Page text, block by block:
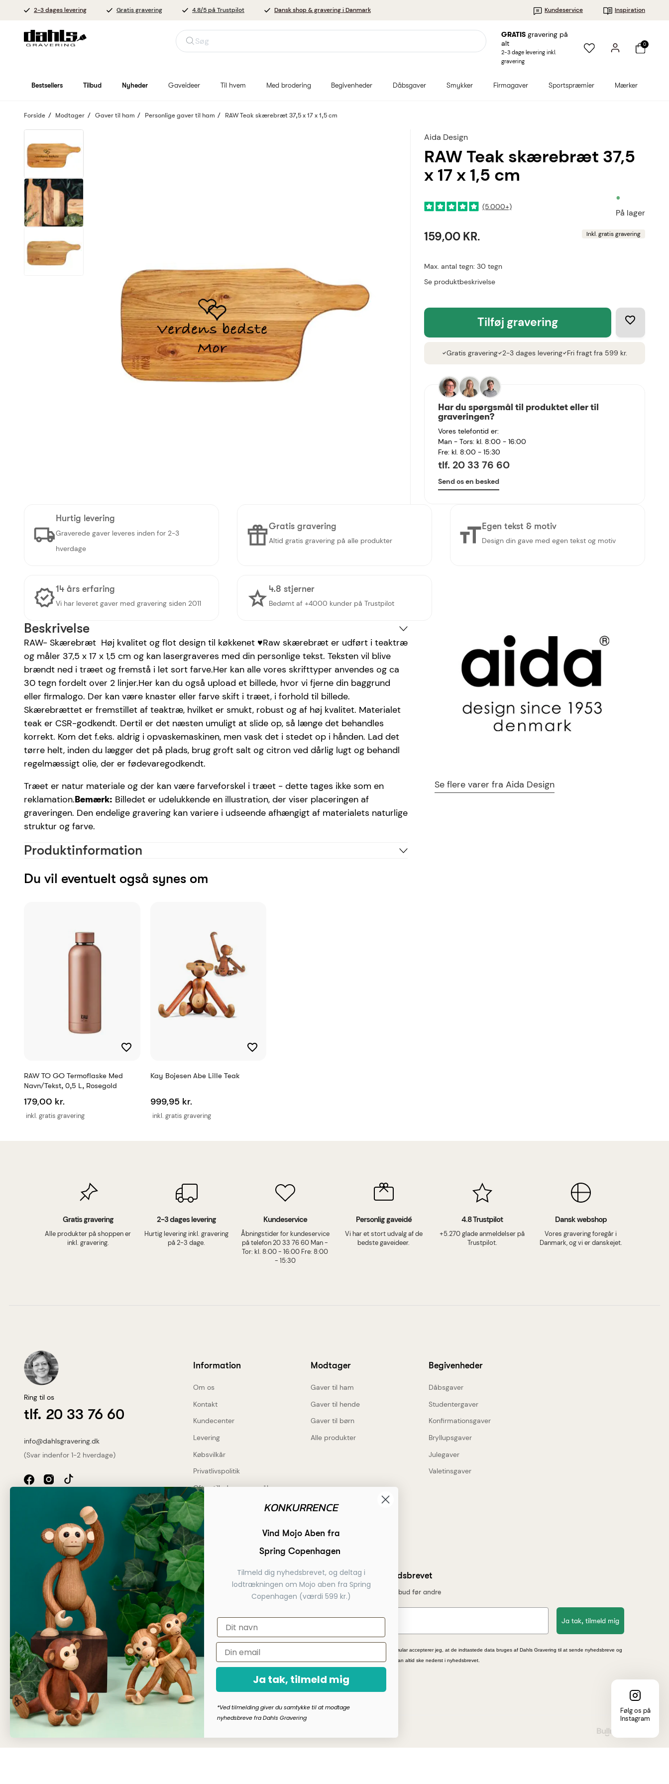
2-3 dages levering Gratis gravering 4.8/5 på Trustpilot Dansk shop & gravering i Danmark Inspiration
Kundeservice
Søg
GRATISgravering på
alt
2-3 dage levering inkl.
gravering
0
Bestsellers Tilbud Nyheder Gaveideer Til hvem Med brodering Begivenheder Dåbsgaver Smykker Firmagaver Sportspræmier Mærker
Forside Modtager Gaver til ham Personlige gaver til ham RAW Teak skærebræt 37,5 x 17 x 1,5 cm
Aida Design
RAW Teak skærebræt 37,5
x 17 x 1,5 cm
(5.000+)
•
På lager
159,00 KR. Inkl. gratis gravering
Max. antal tegn: 30 tegn
Se produktbeskrivelse
tilføj gravering
checkGratis graveringcheck2-3 dages leveringcheckFri fragt fra 599 kr.
Har du spørgsmål til produktet eller til
graveringen?
Vores telefontid er:
Man - Tors: kl. 8:00 - 16:00
Fre: kl. 8:00 - 15:30
tlf. 20 33 76 60
Send os en besked
Hurtig levering
Graverede gaver leveres inden for 2-3
hverdage
Gratis gravering
Altid gratis gravering på alle produkter
Egen tekst & motiv
Design din gave med egen tekst og motiv
14 års erfaring
Vi har leveret gaver med gravering siden 2011
4.8 stjerner
Bedømt af +4000 kunder på Trustpilot
Beskrivelse
RAW- Skærebræt Høj kvalitet og flot design til køkkenet ♥Raw skærebræt er udført i teaktræ
og måler 37,5 x 17 x 1,5 cm og kan lasergraveres med din personlige tekst. Teksten vil blive
brændt ned i træet og fremstå i let sort farve.Her kan alle vores skrifttyper anvendes og ca
30 tegn fordelt over 2 linjer.Her kan du også upload et billede, hvor vi fjerne din baggrund
eller firmalogo. Der kan være knaster eller farve skift i træet, i forhold til billede.
Skærebrættet er fremstillet af teaktræ, hvilket er smukt, robust og af høj kvalitet. Materialet
teak er CSR-godkendt. Dertil er det næsten umuligt at slide op, så længe det behandles
korrekt. Kom det f.eks. aldrig i opvaskemaskinen, men vask det i stedet op i hånden. Lad det
tørre helt, inden du lægger det på plads, brug groft salt og citron ved dårlig lugt og behandl
regelmæssigt olie, der er fødevaregodkendt.
Træet er natur materiale og der kan være farveforskel i træet - dette tages ikke som en
reklamation. Bemærk: Billedet er udelukkende en illustration, der viser placeringen af
graveringen. Den endelige gravering kan variere i udseende afhængigt af materialets naturlige
struktur og farve.
Produktinformation
Farve
Se flere varer fra Aida Design
Du vil eventuelt også synes om
RAW TO GO Termoflaske Med
Navn/tekst, 0,5 L, Rosegold
inkl. gratis gravering
179,00 kr.
Kay Bojesen Abe Lille Teak
inkl. gratis gravering
999,95 kr.
Gratis gravering
Alle produkter på shoppen er
inkl. gravering.
2-3 dages levering
Hurtig levering inkl. gravering
på 2-3 dage.
Kundeservice
Åbningstider for kundeservice
på telefon 20 33 76 60 Man -
Tor: kl. 8:00 - 16:00 Fre: 8:00
- 15:30
Personlig gaveidé
Vi har et stort udvalg af de
bedste gaveideer.
4.8 Trustpilot
+5.270 glade anmeldelser på
Trustpilot.
Dansk webshop
Vores gravering foregår i
Danmark, og vi er danskejet.
Ring til os
tlf. 20 33 76 60
info@dahlsgravering.dk
(Svar indenfor 1-2 hverdage)
Dahlsgravering.dk
Øster Løgumvej 13 B
Genner
6230 Rødekro
Information
Om os
Kontakt
Kundecenter
Levering
Købsvilkår
Privatlivspolitik
Ofte stillede spørgsmål
Dine fordele
Gratis gravering på alt
2-3 dags levering
Sikker betaling
Kundeservice telefon
Dansk webshop
Modtager
Gaver til ham
Gaver til hende
Gaver til børn
Alle produkter
Begivenheder
Dåbsgaver
Studentergaver
Konfirmationsgaver
Bryllupsgaver
Julegaver
Valetinsgaver
Inspiration
Tilmeld dig nyhedsbrevet
Få nyheder, tips og tilbud før andre
Ja tak, tilmeld mig
*Ved at indsende denne formular accepterer jeg, at de indtastede data bruges af Dahls Gravering til at sende nyhedsbreve og
kampagnetilbud. Afmelding kan altid ske nederst i nyhedsbrevet.
Følg os på
Instagram
KONKURRENCE
Vind Mojo Aben fra
Spring Copenhagen
Tilmeld dig nyhedsbrevet, og deltag i
lodtrækningen om Mojo aben fra Spring
Copenhagen (værdi 599 kr.)
Ja tak, tilmeld mig
*Ved tilmelding giver du samtykke til at modtage
nyhedsbreve fra Dahls Gravering